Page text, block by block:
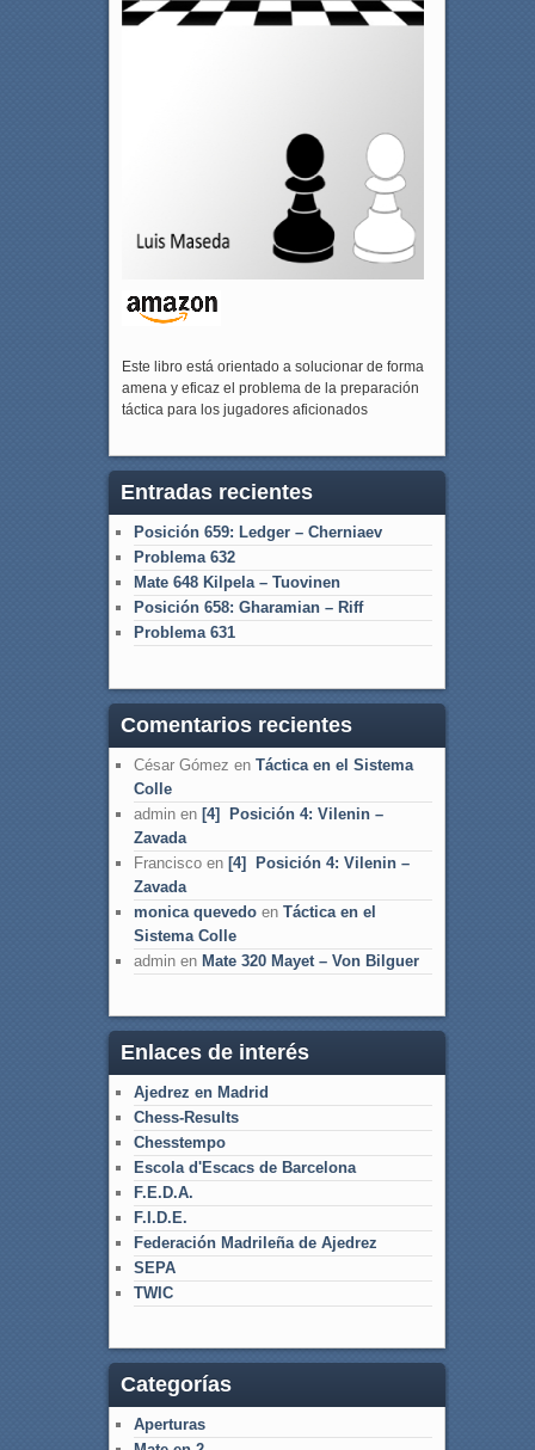
Este libro está orientado a solucionar de forma
amena y eficaz el problema de la preparación
táctica para los jugadores aficionados
Entradas recientes
Posición 659: Ledger – Cherniaev
Problema 632
Mate 648 Kilpela – Tuovinen
Posición 658: Gharamian – Riff
Problema 631
Comentarios recientes
César Gómez en Táctica en el Sistema
Colle
adminen [4] Posición 4: Vilenin –
Zavada
Franciscoen [4] Posición 4: Vilenin –
Zavada
monica quevedoen Táctica en el
Sistema Colle
adminen Mate 320 Mayet – Von Bilguer
Enlaces de interés
Ajedrez en Madrid
Chess-Results
Chesstempo
Escola d'Escacs de Barcelona
F.E.D.A.
F.I.D.E.
Federación Madrileña de Ajedrez
SEPA
TWIC
Categorías
Aperturas